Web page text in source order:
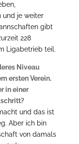
und je weiter
gibt
228
Ligabetrieb teil.
Niveau
ersten Verein.
in einer
und das ist
Aber ich bin
von damals